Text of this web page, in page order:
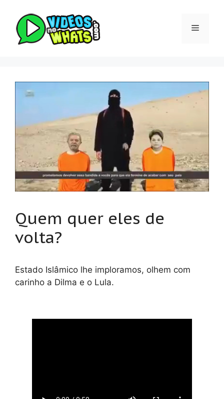
conteúdo
Menu
Quem quer eles de
volta?
Estado Islâmico lhe imploramos, olhem com
carinho a Dilma e o Lula.